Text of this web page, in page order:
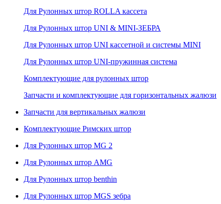
Для Рулонных штор ROLLA кассета
Для Рулонных штор UNI & MINI-ЗЕБРА
Для Рулонных штор UNI кассетной и системы MINI
Для Рулонных штор UNI-пружинная система
Комплектующие для рулонных штор
Запчасти и комплектующие для горизонтальных жалюзи
Запчасти для вертикальных жалюзи
Комплектующие Римских штор
Для Рулонных штор MG 2
Для Рулонных штор AMG
Для Рулонных штор benthin
Для Рулонных штор MGS зебра